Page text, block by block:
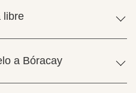
libre
a Bóracay